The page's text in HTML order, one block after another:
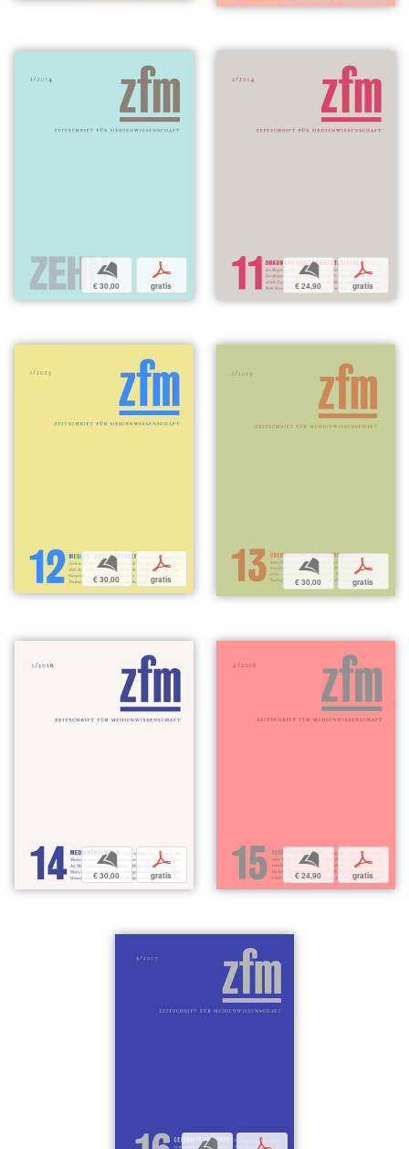
b
€ 30,00
p
gratis
b
€ 24,90
p
gratis
b
€ 30,00
p
gratis
b
€ 30,00
p
gratis
b
€ 30,00
p
gratis
b
€ 24,90
p
gratis